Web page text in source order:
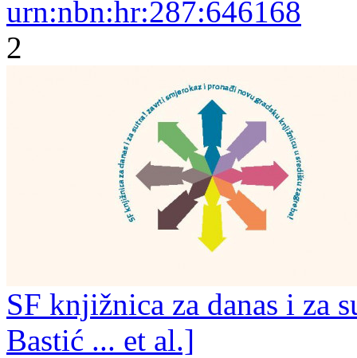
urn:nbn:hr:287:646168
2
SF knjižnica za danas i za
Bastić ... et al.]